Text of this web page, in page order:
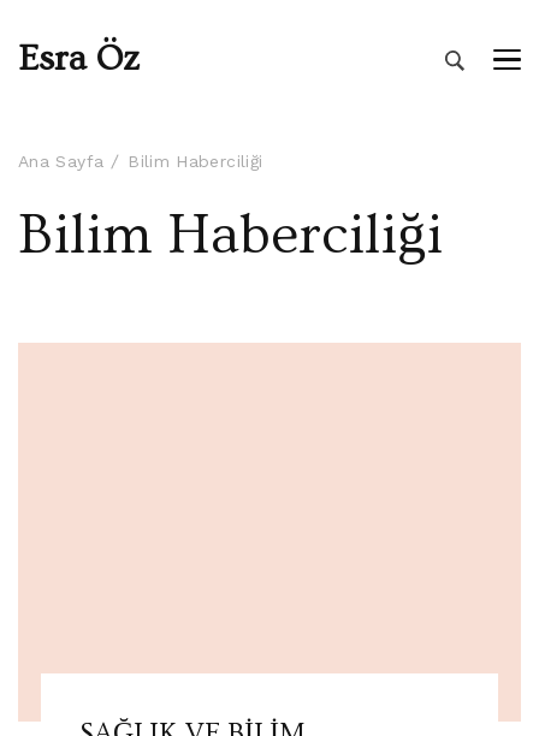
Esra Öz
Ana Sayfa Bilim Haberciliği
Bilim Haberciliği